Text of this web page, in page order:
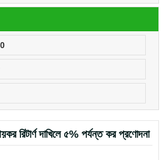
রিটার্ণ দাখিলে ৫% পর্যন্ত কর প্রণোদনা